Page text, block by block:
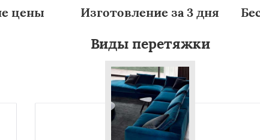
цены Изготовление за 3 дня
Виды перетяжки